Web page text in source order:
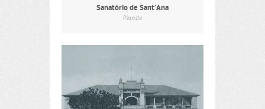
Sanatório de Sant’Ana
Parede